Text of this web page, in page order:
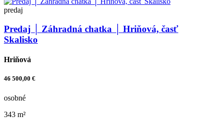
predaj
Predaj │ Záhradná chatka │ Hriňová, časť
Skalisko
Hriňová
46 500,00 €
osobné
343 m²